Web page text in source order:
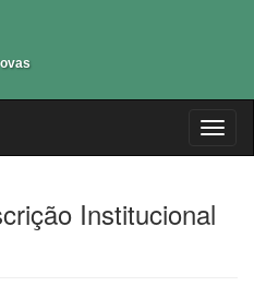
Institucional